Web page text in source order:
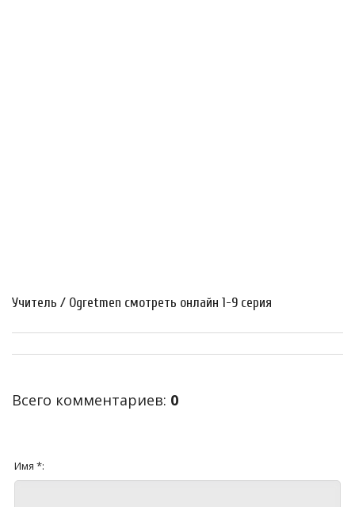
Учитель / Ogretmen смотреть онлайн 1-9 серия
Всего комментариев: 0
Имя *: